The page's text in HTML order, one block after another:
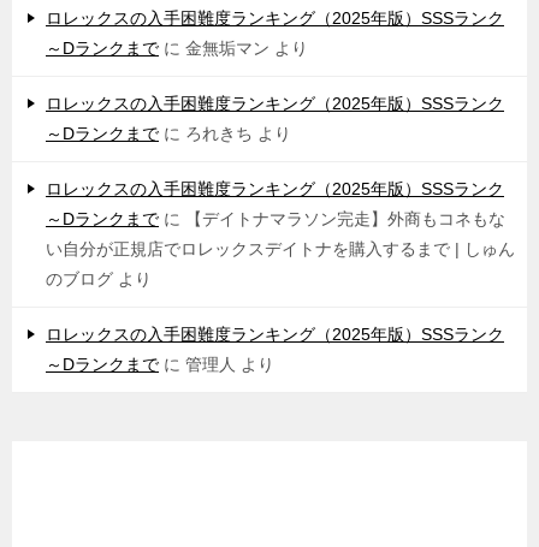
ロレックスの入手困難度ランキング（2025年版）SSSランク
～Dランクまで に 金無垢マン より
ロレックスの入手困難度ランキング（2025年版）SSSランク
～Dランクまで に ろれきち より
ロレックスの入手困難度ランキング（2025年版）SSSランク
～Dランクまで に
【デイトナマラソン完走】外商もコネもな
い自分が正規店でロレックスデイトナを購入するまで | しゅん
のブログ より
ロレックスの入手困難度ランキング（2025年版）SSSランク
～Dランクまで に 管理人 より